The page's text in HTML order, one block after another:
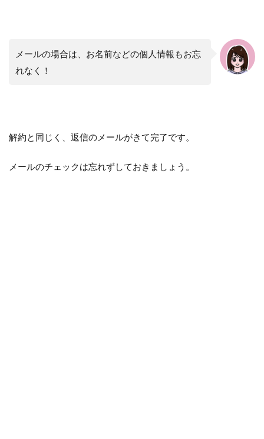
メールの場合は、お名前などの個人情報もお忘
れなく！
解約と同じく、返信のメールがきて完了です。
メールのチェックは忘れずしておきましょう。